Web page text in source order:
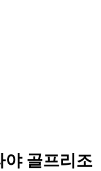
야 골프리조